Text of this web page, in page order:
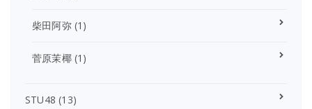
柴田阿弥(1)
菅原茉椰(1)
STU48 (13)